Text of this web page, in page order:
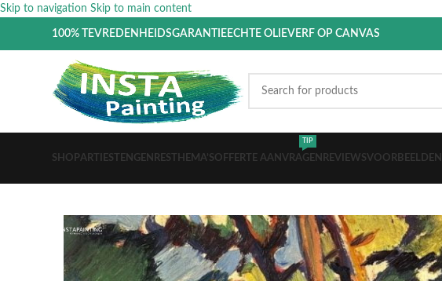
Skip to navigation Skip to main content
100% TEVREDENHEIDSGARANTIEECHTE OLIEVERF OP CANVAS
SHOPARTIESTEN GENRES THEMA’SOFFERTE AANVRAGEN
TIP
REVIEWSVOORBEELDEN